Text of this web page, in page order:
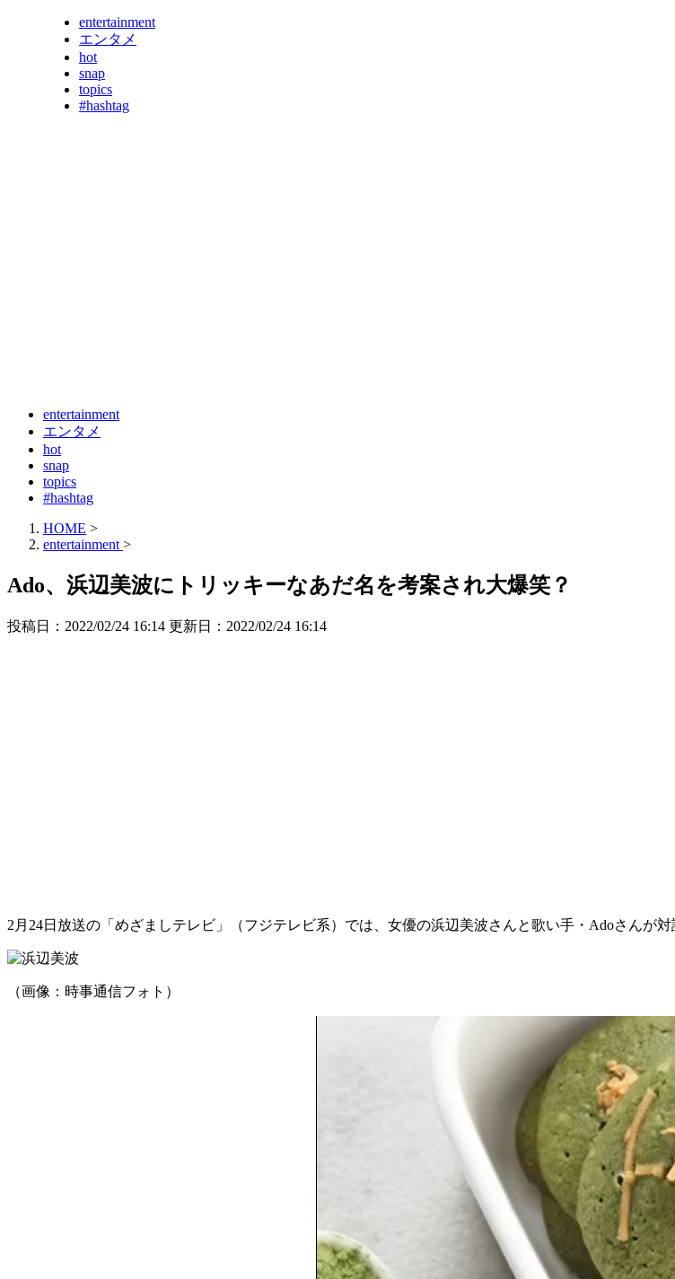
entertainment
エンタメ
hot
snap
topics
#hashtag
entertainment
エンタメ
hot
snap
topics
#hashtag
HOME >
entertainment >
Ado、浜辺美波にトリッキーなあだ名を考案され大爆笑？
投稿日：2022/02/24 16:14 更新日： 2022/02/24 16:14
2月24日放送の「めざましテレビ」（フジテレビ系）では、女優の浜辺美波さんと歌い手・Adoさんが
（画像：時事通信フォト）